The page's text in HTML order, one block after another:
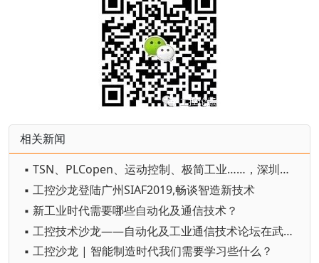
相关新闻
▪ TSN、PLCopen、运动控制、极简工业……，深圳这场工控沙龙聊了这些内容
▪ 工控沙龙登陆广州SIAF2019,畅谈智造新技术
▪ 新工业时代需要哪些自动化及通信技术？
▪ 工控技术沙龙——自动化及工业通信技术论坛在武汉举办
▪ 工控沙龙 | 智能制造时代我们需要学习些什么？